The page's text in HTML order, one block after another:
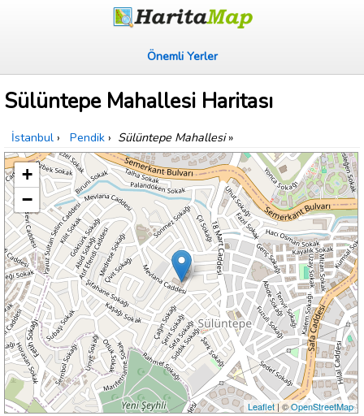
Önemli Yerler
Sülüntepe Mahallesi Haritası
İstanbul › Pendik › Sülüntepe Mahallesi»
+
−
Leaflet| ©OpenStreetMap